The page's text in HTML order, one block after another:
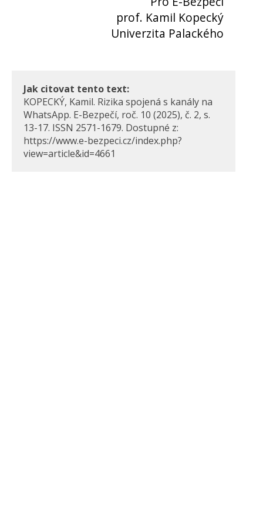
prof. Kamil Kopecký
Univerzita Palackého
Jak citovat tento text:
KOPECKÝ, Kamil. Rizika spojená s kanály na
WhatsApp. E-Bezpečí, roč. 10 (2025), č. 2, s.
13-17. ISSN 2571-1679. Dostupné z:
https://www.e-bezpeci.cz/index.php?
view=article&id=4661